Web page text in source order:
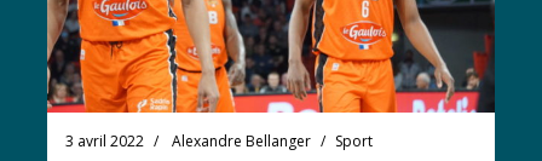
3 avril 2022 Alexandre Bellanger Sport